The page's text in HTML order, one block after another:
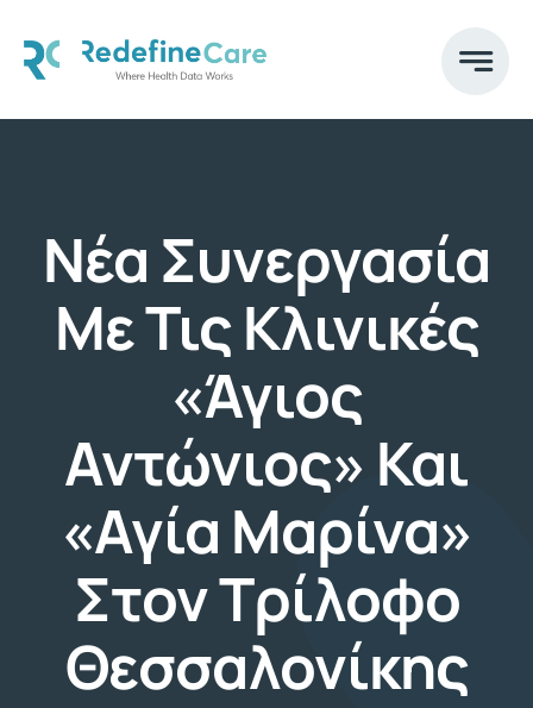
Νέα Συνεργασία
Με Τις Κλινικές
«Άγιος
Αντώνιος» Και
«Αγία Μαρίνα»
Στον Τρίλοφο
Θεσσαλονίκης